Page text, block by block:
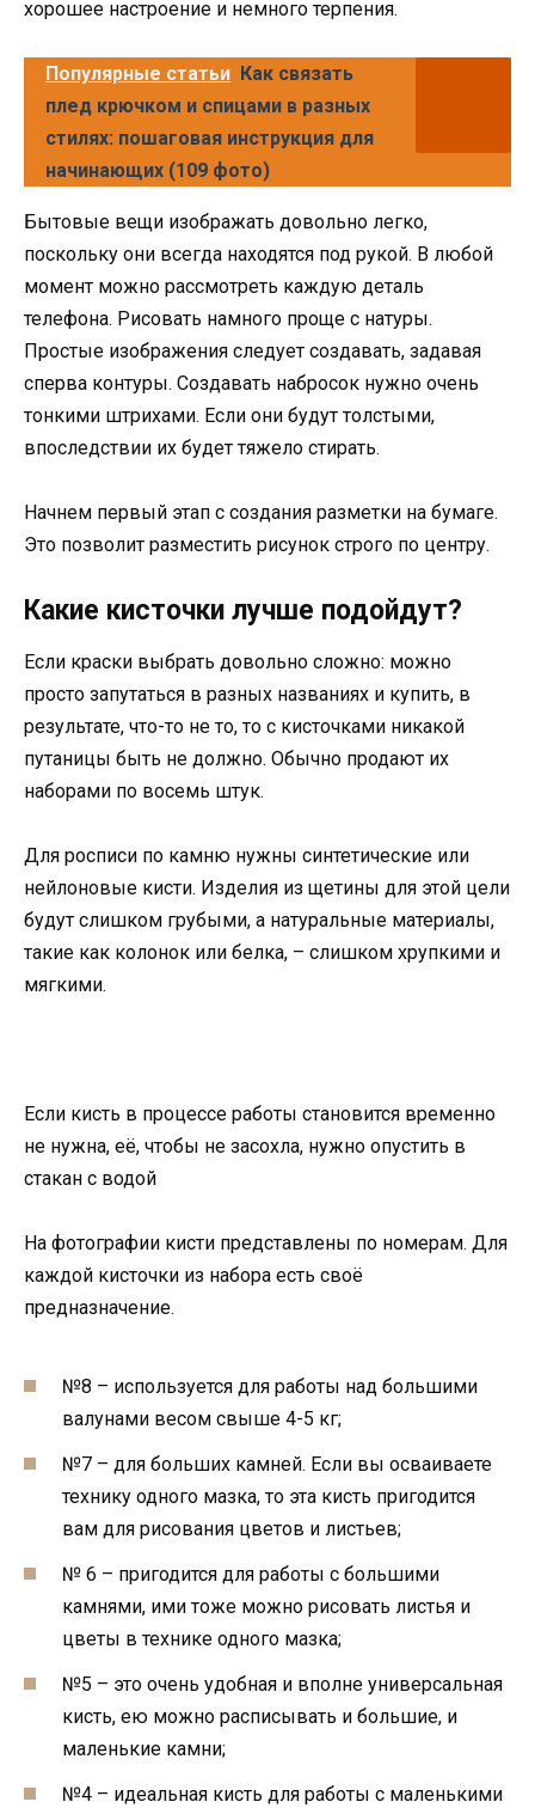
хорошее настроение и немного терпения.
Популярные статьи Как связать
плед крючком и спицами в разных
стилях: пошаговая инструкция для
начинающих (109 фото)
Бытовые вещи изображать довольно легко,
поскольку они всегда находятся под рукой. В любой
момент можно рассмотреть каждую деталь
телефона. Рисовать намного проще с натуры.
Простые изображения следует создавать, задавая
сперва контуры. Создавать набросок нужно очень
тонкими штрихами. Если они будут толстыми,
впоследствии их будет тяжело стирать.
Начнем первый этап с создания разметки на бумаге.
Это позволит разместить рисунок строго по центру.
Какие кисточки лучше подойдут?
Если краски выбрать довольно сложно: можно
просто запутаться в разных названиях и купить, в
результате, что-то не то, то с кисточками никакой
путаницы быть не должно. Обычно продают их
наборами по восемь штук.
Для росписи по камню нужны синтетические или
нейлоновые кисти. Изделия из щетины для этой цели
будут слишком грубыми, а натуральные материалы,
такие как колонок или белка, – слишком хрупкими и
мягкими.
Если кисть в процессе работы становится временно
не нужна, её, чтобы не засохла, нужно опустить в
стакан с водой
На фотографии кисти представлены по номерам. Для
каждой кисточки из набора есть своё
предназначение.
№8 – используется для работы над большими
валунами весом свыше 4-5 кг;
№7 – для больших камней. Если вы осваиваете
технику одного мазка, то эта кисть пригодится
вам для рисования цветов и листьев;
№ 6 – пригодится для работы с большими
камнями, ими тоже можно рисовать листья и
цветы в технике одного мазка;
№5 – это очень удобная и вполне универсальная
кисть, ею можно расписывать и большие, и
маленькие камни;
№4 – идеальная кисть для работы с маленькими